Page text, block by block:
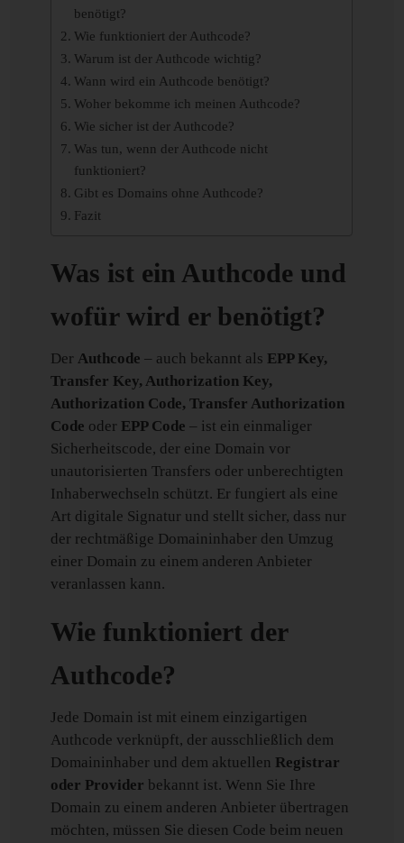
benötigt?
Wie funktioniert der Authcode?
Warum ist der Authcode wichtig?
Wann wird ein Authcode benötigt?
Woher bekomme ich meinen Authcode?
Wie sicher ist der Authcode?
Was tun, wenn der Authcode nicht
funktioniert?
Gibt es Domains ohne Authcode?
Fazit
Was ist ein Authcode und
wofür wird er benötigt?
Der Authcode – auch bekannt als EPP Key,
Transfer Key, Authorization Key,
Authorization Code, Transfer Authorization
Code oder EPP Code – ist ein einmaliger
Sicherheitscode, der eine Domain vor
unautorisierten Transfers oder unberechtigten
Inhaberwechseln schützt. Er fungiert als eine
Art digitale Signatur und stellt sicher, dass nur
der rechtmäßige Domaininhaber den Umzug
einer Domain zu einem anderen Anbieter
veranlassen kann.
Wie funktioniert der
Authcode?
Jede Domain ist mit einem einzigartigen
Authcode verknüpft, der ausschließlich dem
Domaininhaber und dem aktuellen Registrar
oder Provider bekannt ist. Wenn Sie Ihre
Domain zu einem anderen Anbieter übertragen
möchten, müssen Sie diesen Code beim neuen